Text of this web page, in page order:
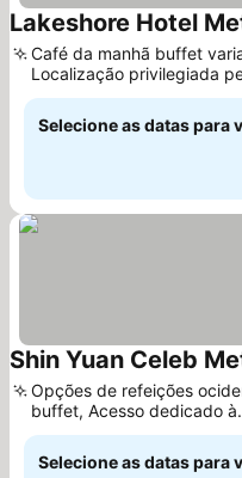
Lakeshore Hotel
Café da manhã buffet
Localização privilegiada
shopping Big City
Selecione as datas para
Shin Yuan Celeb
Opções de refeições
buffet, Acesso dedicado à
academia
Selecione as datas para